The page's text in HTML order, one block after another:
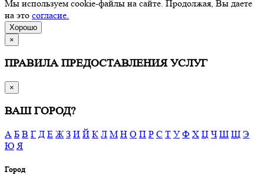
Мы используем cookie-файлы на сайте. Продолжая, Вы даете
на это согласие.
Хорошо
×
ПРАВИЛА ПРЕДОСТАВЛЕНИЯ УСЛУГ
×
ВАШ ГОРОД?
А Б В Г Д Е Ж З И Й К Л М Н О П Р С Т У Ф Х Ц Ч Ш Щ Э
Ю Я
Город